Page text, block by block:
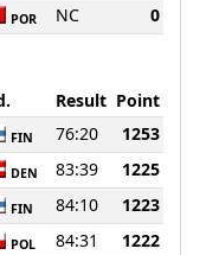
POR NC 0
Result Point
FIN 76:20
1253
DEN 83:39
1225
FIN 84:10
1223
POL 84:31
1222